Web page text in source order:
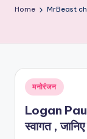
–
और
विश्व
Home MrBeast
Posted
in
मनोरंजन
Logan
स्वागत ,